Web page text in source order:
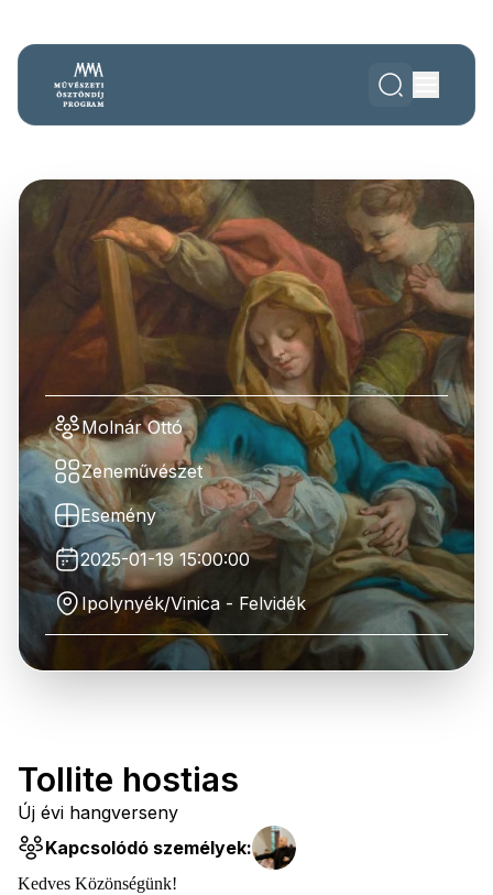
Molnár Ottó
Zeneművészet
Esemény
2025-01-19 15:00:00
Ipolynyék/Vinica - Felvidék
Tollite hostias
Új évi hangverseny
Kapcsolódó személyek:
Kedves Közönségünk!